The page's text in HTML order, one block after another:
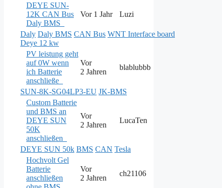
DEYE SUN-
12K CAN Bus
Daly BMS
Vor 1 Jahr Luzi
Daly Daly BMS CAN Bus WNT Interface board
Deye 12 kw
PV leistung geht
auf 0W wenn
ich Batterie
anschließe
Vor
2 Jahren
blablubbb
SUN-8K-SG04LP3-EU JK-BMS
Custom Batterie
und BMS an
DEYE SUN
50K
anschließen
Vor
2 Jahren
LucaTen
DEYE SUN 50k BMS CAN Tesla
Hochvolt Gel
Batterie
anschließen
Vor
2 Jahren
ch21106